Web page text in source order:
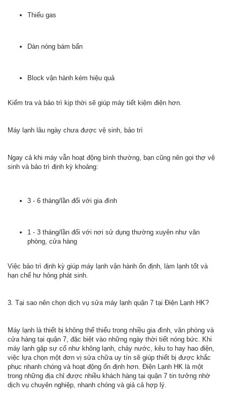
Thiếu gas
Dàn nóng bám bẩn
Block vận hành kém hiệu quả
Kiểm tra và bảo trì kịp thời sẽ giúp máy tiết kiệm điện hơn.
Máy lạnh lâu ngày chưa được vệ sinh, bảo trì
Ngay cả khi máy vẫn hoạt động bình thường, bạn cũng nên gọi thợ vệ
sinh và bảo trì định kỳ khoảng:
3 - 6 tháng/lần đối với gia đình
1 - 3 tháng/lần đối với nơi sử dụng thường xuyên như văn
phòng, cửa hàng
Việc bảo trì định kỳ giúp máy lạnh vận hành ổn định, làm lạnh tốt và
hạn chế hư hỏng phát sinh.
3. Tại sao nên chọn dịch vụ sửa máy lạnh quận 7 tại Điện Lạnh HK?
Máy lạnh là thiết bị không thể thiếu trong nhiều gia đình, văn phòng và
cửa hàng tại quận 7, đặc biệt vào những ngày thời tiết nóng bức. Khi
máy lạnh gặp sự cố như không lạnh, chảy nước, kêu to hay hao điện,
việc lựa chọn một đơn vị sửa chữa uy tín sẽ giúp thiết bị được khắc
phục nhanh chóng và hoạt động ổn định hơn. Điện Lạnh HK là một
trong những địa chỉ được nhiều khách hàng tại quận 7 tin tưởng nhờ
dịch vụ chuyên nghiệp, nhanh chóng và giá cả hợp lý.